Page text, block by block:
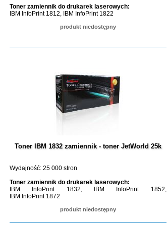
Toner zamiennik do drukarek laserowych:
IBM InfoPrint 1812, IBM InfoPrint 1822
produkt niedostępny
Toner IBM 1832 zamiennik - toner JetWorld 25k
Wydajność: 25 000 stron
Toner zamiennik do drukarek laserowych:
IBM InfoPrint 1832, IBM InfoPrint 1852,
IBM InfoPrint 1872
produkt niedostępny